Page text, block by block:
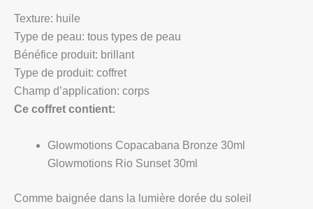
Texture: huile
Type de peau: tous types de peau
Bénéfice produit: brillant
Type de produit: coffret
Champ d’application: corps
Ce coffret contient:
Glowmotions Copacabana Bronze 30ml
Glowmotions Rio Sunset 30ml
Comme baignée dans la lumière dorée du soleil